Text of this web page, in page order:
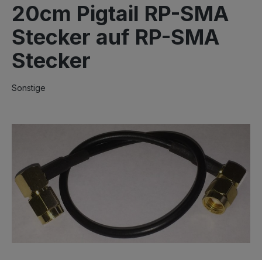
20cm Pigtail RP-SMA
Stecker auf RP-SMA
Stecker
Sonstige